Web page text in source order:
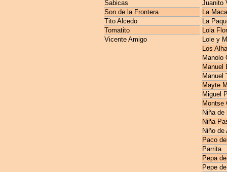
Sabicas
Son de la Frontera
Tito Alcedo
Tomatito
Vicente Amigo
Juanito
La
La
Lola
Lole y
Los
Manolo
Manuel
Manuel
Mayte
Miguel
Montse
Niña
Niña
Niño de
Paco
Parrita
Pepa
Pepe